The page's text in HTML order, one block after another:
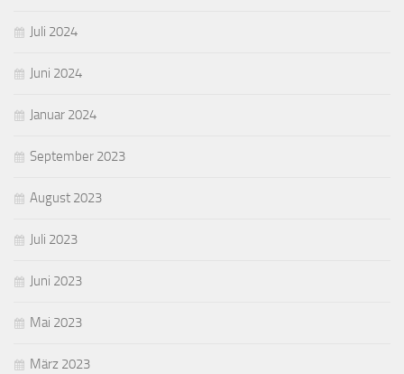
Juli 2024
Juni 2024
Januar 2024
September 2023
August 2023
Juli 2023
Juni 2023
Mai 2023
März 2023